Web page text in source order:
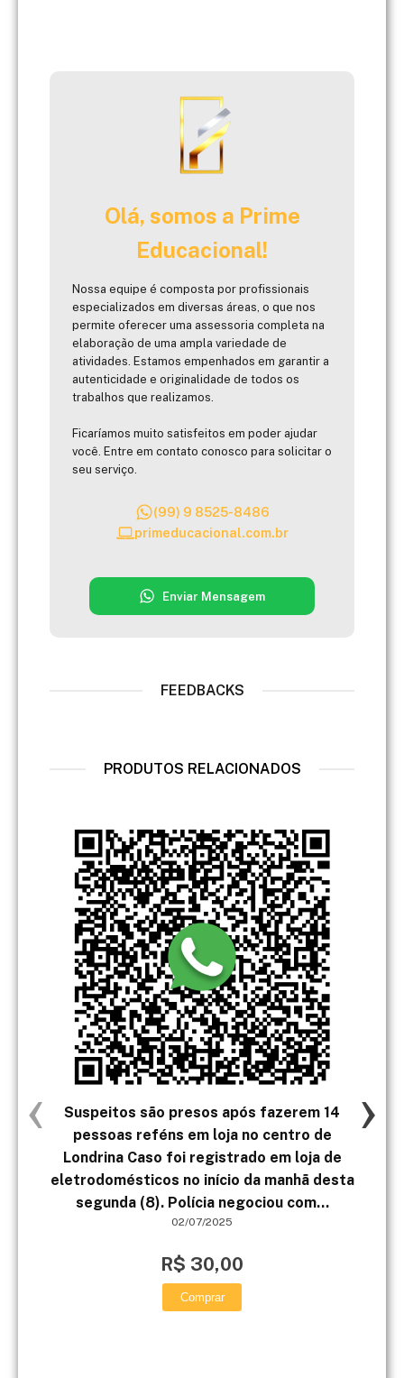
Olá, somos a Prime
Educacional!
Nossa equipe é composta por profissionais
especializados em diversas áreas, o que nos
permite oferecer uma assessoria completa na
elaboração de uma ampla variedade de
atividades. Estamos empenhados em garantir a
autenticidade e originalidade de todos os
trabalhos que realizamos.
Ficaríamos muito satisfeitos em poder ajudar
você. Entre em contato conosco para solicitar o
seu serviço.
(99) 9 8525-8486
primeducacional.com.br
Enviar Mensagem
FEEDBACKS
PRODUTOS RELACIONADOS
Suspeitos são presos após fazerem 14
pessoas reféns em loja no centro de
Londrina Caso foi registrado em loja de
eletrodomésticos no início da manhã desta
segunda (8). Polícia negociou com...
02/07/2025
R$ 30,00
Comprar
‹ ›